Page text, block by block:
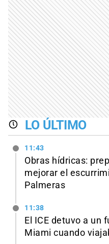
LO ÚLTIMO
11:43
Obras hídricas:
mejorar el
Palmeras
11:38
El ICE detuvo a un
Miami cuando